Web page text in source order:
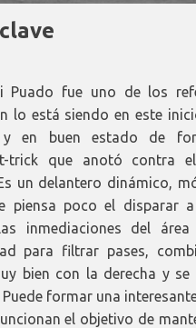
Puado fue uno de los
lo está siendo en este
y en buen estado de
trick que anotó contra
un delantero dinámico,
piensa poco el disparar a
inmediaciones del
para filtrar pases,
bien con la derecha y
Puede formar una
el objetivo de